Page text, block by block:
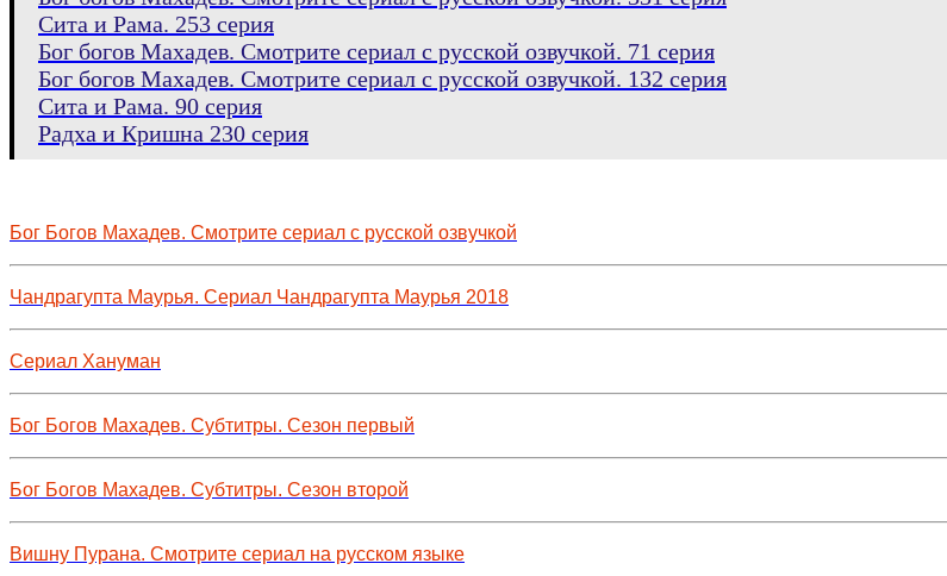
Сита и Рама. 253 серия
Бог богов Махадев. Смотрите сериал с русской озвучкой. 71 серия
Бог богов Махадев. Смотрите сериал с русской озвучкой. 132 серия
Сита и Рама. 90 серия
Радха и Кришна 230 серия
Бог Богов Махадев. Смотрите сериал с русской озвучкой
Чандрагупта Маурья. Сериал Чандрагупта Маурья 2018
Сериал Хануман
Бог Богов Махадев. Субтитры. Сезон первый
Бог Богов Махадев. Субтитры. Сезон второй
Вишну Пурана. Смотрите сериал на русском языке